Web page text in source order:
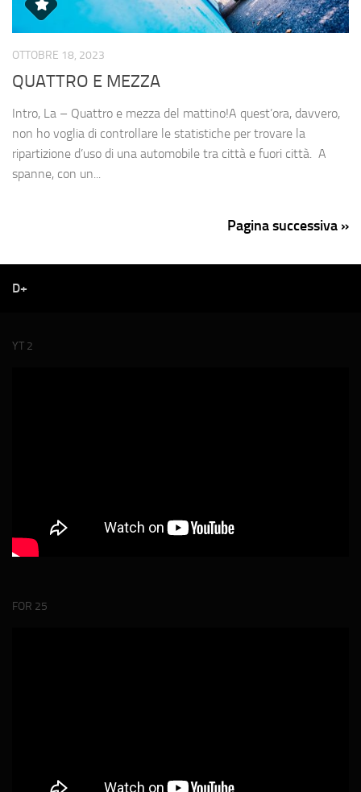
OTTOBRE 18, 2023
QUATTRO E MEZZA
Intro, La – Quattro e mezza del mattino!A quest’ora, davvero,
non ho voglia di controllare le statistiche per trovare la
ripartizione d’uso di una automobile tra città e fuori città. A
spanne, con un...
Pagina successiva »
D+
YT 2
FOR 25